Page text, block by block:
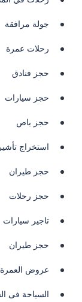
جولة مرافقة
رحلات عمرة
حجز فنادق
حجز سيارات
حجز باص
استخراج
حجز طيران
حجز رحلات
تاجير سيارات
حجز طيران
عروض العمرة 2024
السياحة فى